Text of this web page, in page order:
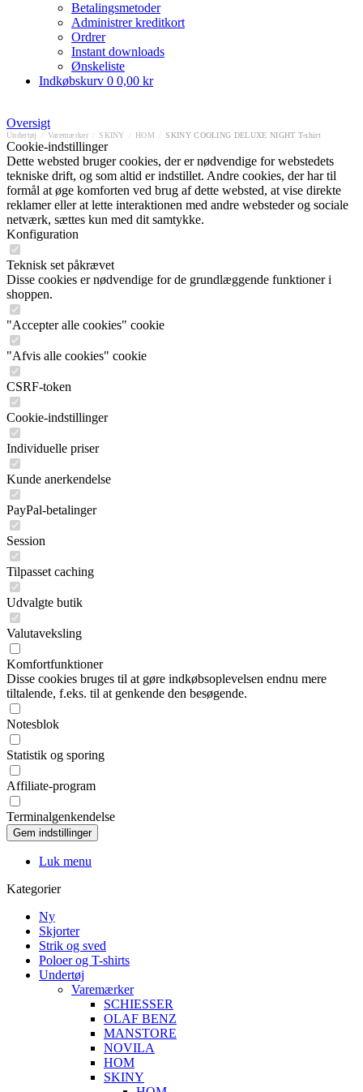
Betalingsmetoder
Administrer kreditkort
Ordrer
Instant downloads
Ønskeliste
Indkøbskurv 0 0,00 kr
Oversigt
Undertøj Varemærker SKINY HOM SKINY COOLING DELUXE NIGHT T-shirt
Cookie-indstillinger
Dette websted bruger cookies, der er nødvendige for webstedets
tekniske drift, og som altid er indstillet. Andre cookies, der har til
formål at øge komforten ved brug af dette websted, at vise direkte
reklamer eller at lette interaktionen med andre websteder og sociale
netværk, sættes kun med dit samtykke.
Konfiguration
Teknisk set påkrævet
Disse cookies er nødvendige for de grundlæggende funktioner i
shoppen.
"Accepter alle cookies" cookie
"Afvis alle cookies" cookie
CSRF-token
Cookie-indstillinger
Individuelle priser
Kunde anerkendelse
PayPal-betalinger
Session
Tilpasset caching
Udvalgte butik
Valutaveksling
Komfortfunktioner
Disse cookies bruges til at gøre indkøbsoplevelsen endnu mere
tiltalende, f.eks. til at genkende den besøgende.
Notesblok
Statistik og sporing
Affiliate-program
Terminalgenkendelse
Luk menu
Kategorier
Ny
Skjorter
Strik og sved
Poloer og T-shirts
Undertøj
Varemærker
SCHIESSER
OLAF BENZ
MANSTORE
NOVILA
HOM
SKINY